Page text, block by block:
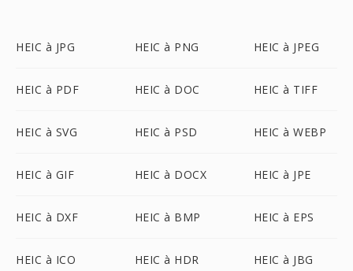
HEIC à JPG HEIC à PNG HEIC à JPEG
HEIC à PDF HEIC à DOC HEIC à TIFF
HEIC à SVG HEIC à PSD HEIC à WEBP
HEIC à GIF HEIC à DOCX HEIC à JPE
HEIC à DXF HEIC à BMP HEIC à EPS
HEIC à ICO HEIC à HDR HEIC à JBG